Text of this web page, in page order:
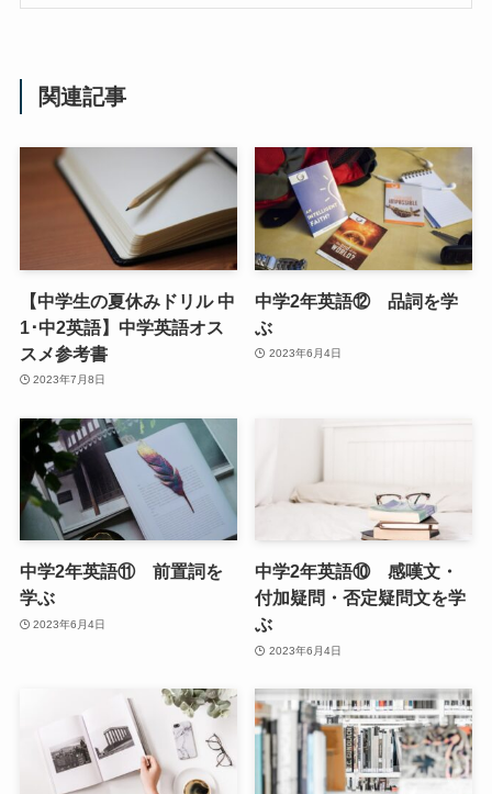
関連記事
【中学生の夏休みドリル 中
1･中2英語】中学英語オス
スメ参考書
2023年7月8日
中学2年英語⑫ 品詞を学
ぶ
2023年6月4日
中学2年英語⑪ 前置詞を
学ぶ
2023年6月4日
中学2年英語⑩ 感嘆文・
付加疑問・否定疑問文を学
ぶ
2023年6月4日